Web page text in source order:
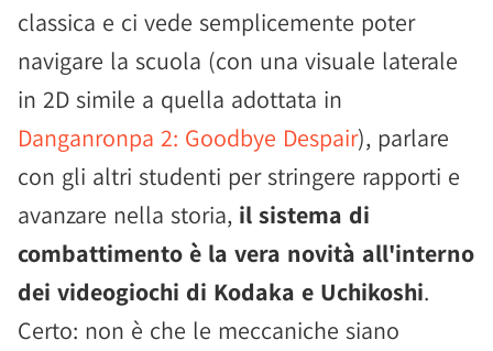
classica e ci vede semplicemente poter
navigare la scuola (con una visuale laterale
in 2D simile a quella adottata in
Danganronpa 2: Goodbye Despair), parlare
con gli altri studenti per stringere rapporti e
avanzare nella storia, il sistema di
combattimento è la vera novità all'interno
dei videogiochi di Kodaka e Uchikoshi.
Certo: non è che le meccaniche siano